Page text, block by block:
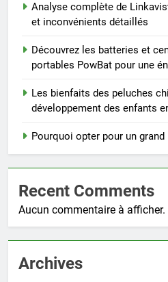
Analyse complète de
et inconvénients détaillés
Découvrez les batteries et
portables PowBat pour une
Les bienfaits des peluches
développement des enfants
Pourquoi opter pour un grand
Recent Comments
Aucun commentaire à afficher.
Archives